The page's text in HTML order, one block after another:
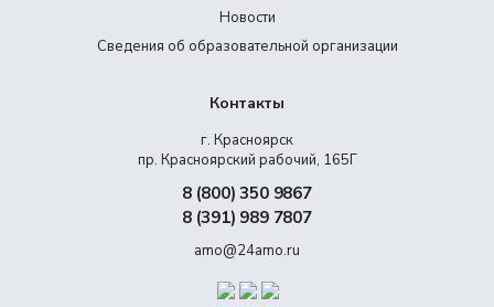
Новости
Сведения об образовательной организации
Контакты
г. Красноярск
пр. Красноярский рабочий, 165Г
8 (800) 350 9867
8 (391) 989 7807
amo@24amo.ru